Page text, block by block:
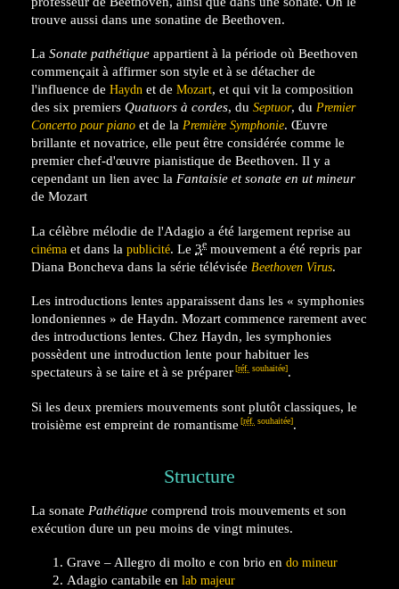
trouve aussi dans une sonatine de Beethoven.
La Sonate pathétique appartient à la période où Beethoven
commençait à affirmer son style et à se détacher de
l'influence de Haydn et de Mozart, et qui vit la composition
des six premiers Quatuors à cordes, du Septuor, du Premier
Concerto pour piano et de la Première Symphonie. Œuvre
brillante et novatrice, elle peut être considérée comme le
premier chef-d'œuvre pianistique de Beethoven. Il y a
cependant un lien avec la Fantaisie et sonate en ut mineur
de Mozart
La célèbre mélodie de l'Adagio a été largement reprise au
cinéma et dans la publicité. Le 3e mouvement a été repris par
Diana Boncheva dans la série télévisée Beethoven Virus.
Les introductions lentes apparaissent dans les « symphonies
londoniennes » de Haydn. Mozart commence rarement avec
des introductions lentes. Chez Haydn, les symphonies
possèdent une introduction lente pour habituer les
spectateurs à se taire et à se préparer[réf. souhaitée].
Si les deux premiers mouvements sont plutôt classiques, le
troisième est empreint de romantisme [réf. souhaitée].
Structure
La sonate Pathétique comprend trois mouvements et son
exécution dure un peu moins de vingt minutes.
Grave – Allegro di molto e con brio en do mineur
Adagio cantabile en lab majeur